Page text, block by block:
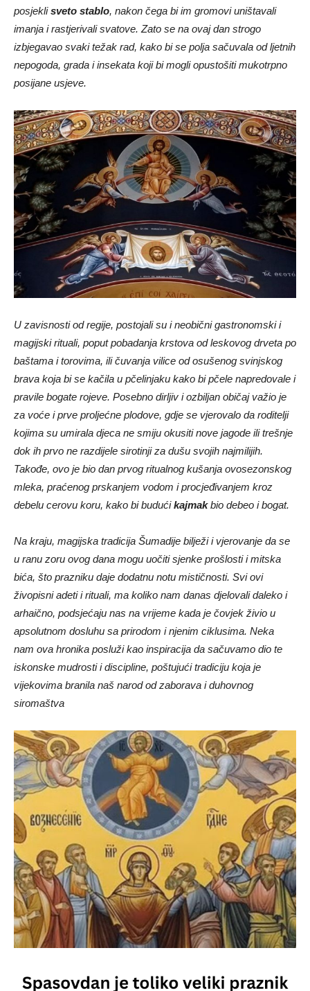
posjeklisveto stablo, nakon čega bi im gromovi uništavali
imanja i rastjerivali svatove. Zato se na ovaj dan strogo
izbjegavao svaki težak rad, kako bi se polja sačuvala od ljetnih
nepogoda, grada i insekata koji bi mogli opustošiti mukotrpno
posijane usjeve.
U zavisnosti od regije, postojali su i neobični gastronomski i
magijski rituali, poput pobadanja krstova od leskovog drveta po
baštama i torovima, ili čuvanja vilice od osušenog svinjskog
brava koja bi se kačila u pčelinjaku kako bi pčele napredovale i
pravile bogate rojeve. Posebno dirljiv i ozbiljan običaj važio je
za voće i prve proljećne plodove, gdje se vjerovalo da roditelji
kojima su umirala djeca ne smiju okusiti nove jagode ili trešnje
dok ih prvo ne razdijele sirotinji za dušu svojih najmilijih.
Takođe, ovo je bio dan prvog ritualnog kušanja ovosezonskog
mleka, praćenog prskanjem vodom i procjeđivanjem kroz
debelu cerovu koru, kako bi budućikajmakbio debeo i bogat.
Na kraju, magijska tradicija Šumadije bilježi i vjerovanje da se
u ranu zoru ovog dana mogu uočiti sjenke prošlosti i mitska
bića, što prazniku daje dodatnu notu mističnosti. Svi ovi
živopisni adeti i rituali, ma koliko nam danas djelovali daleko i
arhaično, podsjećaju nas na vrijeme kada je čovjek živio u
apsolutnom dosluhu sa prirodom i njenim ciklusima. Neka
nam ova hronika posluži kao inspiracija da sačuvamo dio te
iskonske mudrosti i discipline, poštujući tradiciju koja je
vijekovima branila naš narod od zaborava i duhovnog
siromaštva